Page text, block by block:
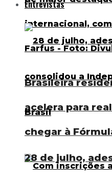
Brasileira
acelera para
chegar à
Entrevistas
28 de julho,